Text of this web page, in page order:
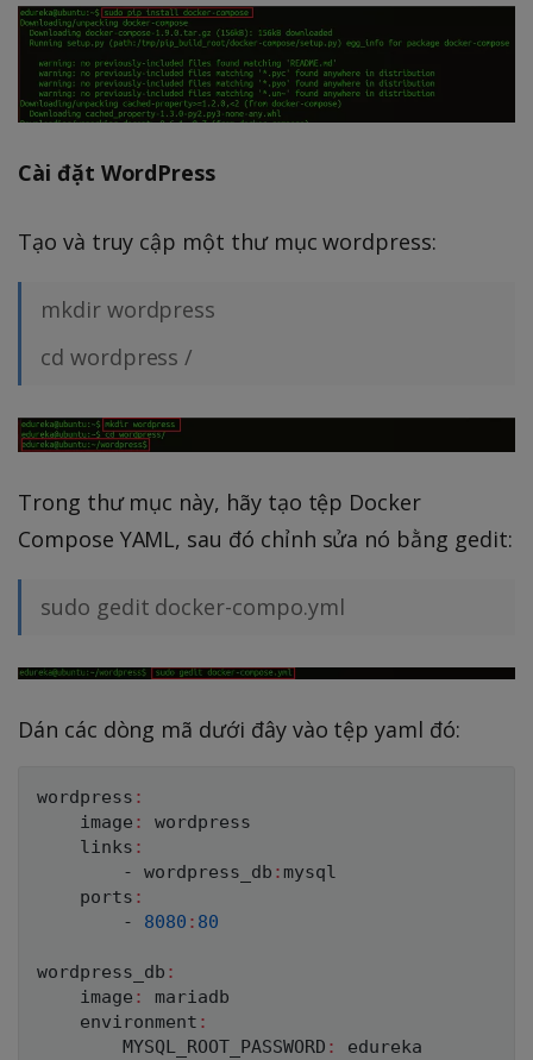
Cài đặt WordPress
Tạo và truy cập một thư mục wordpress:
mkdir wordpress
cd wordpress /
Trong thư mục này, hãy tạo tệp Docker
Compose YAML, sau đó chỉnh sửa nó bằng gedit:
sudo gedit docker-compo.yml
Dán các dòng mã dưới đây vào tệp yaml đó:
wordpress :
    image
:
wordpress
    links
:
        - wordpress_db
: mysql
    ports
:
        -
8080 : 80
wordpress_db :
    image
:
mariadb
    environment
:
        MYSQL_ROOT_PASSWORD
: edureka